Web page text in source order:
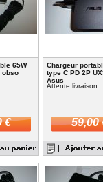
65W
obso
€
Chargeur
type C PD 2P
Asus
Attente livraison
59,00